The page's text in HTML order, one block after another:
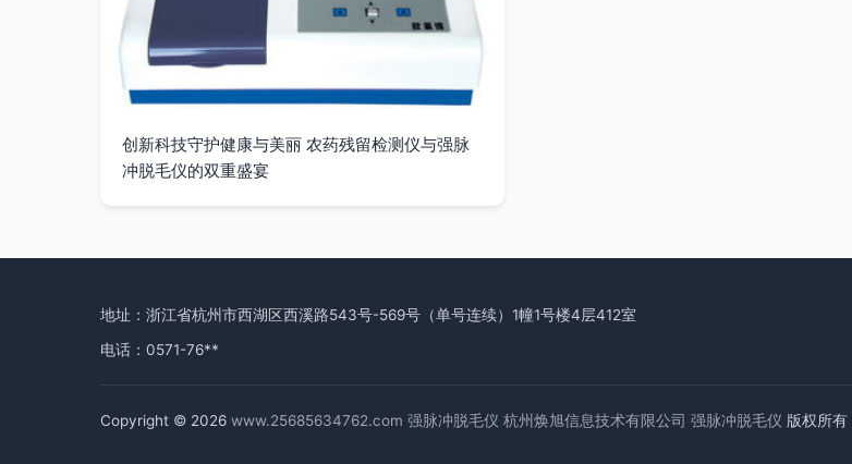
创新科技守护健康与美丽 农药残留检测仪与强脉
冲脱毛仪的双重盛宴
地址：浙江省杭州市西湖区西溪路543号-569号（单号连续）1幢1号楼4层412室
电话：0571-76**
Copyright © 2026 www.25685634762.com 强脉冲脱毛仪 杭州焕旭信息技术有限公司 强脉冲脱毛仪 版权所有